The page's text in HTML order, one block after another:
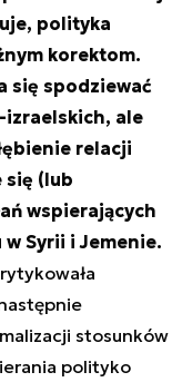
polityka
korektom.
się spodziewać
ale
relacji
się (lub
wspierających
Syrii i Jemenie.
stosunków
polityko